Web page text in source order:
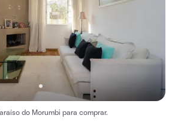
do Morumbi para comprar.